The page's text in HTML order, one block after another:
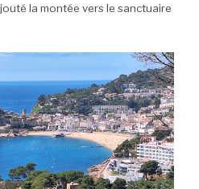
la montée vers le sanctuaire